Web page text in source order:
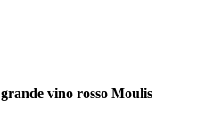
vino rosso Moulis